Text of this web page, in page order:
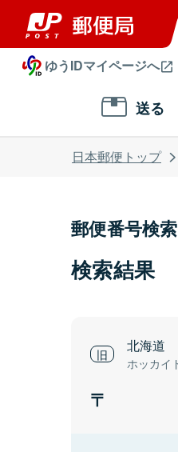
ゆうIDマイページへ
送る
日本郵便トップ
郵便番号検索
検索結果
北海道
ホッカイ